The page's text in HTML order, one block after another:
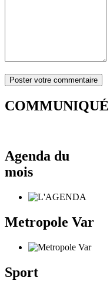
COMMUNIQUÉ
Agenda du
mois
Metropole Var
Sport